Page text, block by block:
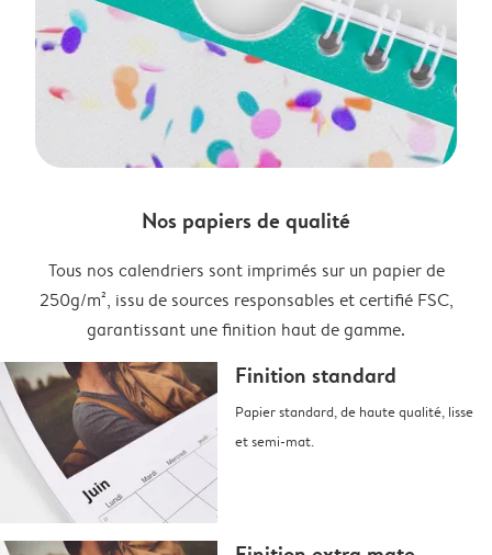
Nos papiers de qualité
Tous nos calendriers sont imprimés sur un papier de
250g/m², issu de sources responsables et certifié FSC,
garantissant une finition haut de gamme.
Finition standard
Papier standard, de haute qualité, lisse
et semi-mat.